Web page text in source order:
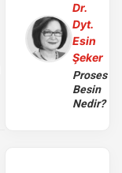
Dr.
Dyt.
Esin
Şeker
Proses
Besin
Nedir?